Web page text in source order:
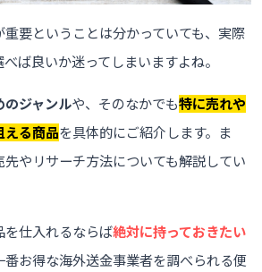
要ということは分かっていても、実際
ば良いか迷ってしまいますよね。
のジャンルや、そのなかでも特に売れや
える商品を具体的にご紹介します。ま
やリサーチ方法についても解説してい
を仕入れるならば絶対に持っておきたい
番お得な海外送金事業者を調べられる便